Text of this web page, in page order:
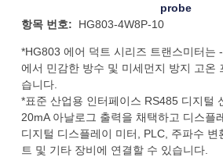
probe
항목 번호:
HG803-4W8P-10
*HG803 에어 덕트 시리즈 트랜스미터는
에서 민감한 방수 및 미세먼지 방지 고온
습니다.
*표준 산업용 인터페이스 RS485 디지털
20mA 아날로그 출력을 채택하고 디스플
디지털 디스플레이 미터, PLC, 주파수 변
트 및 기타 장비에 연결할 수 있습니다.